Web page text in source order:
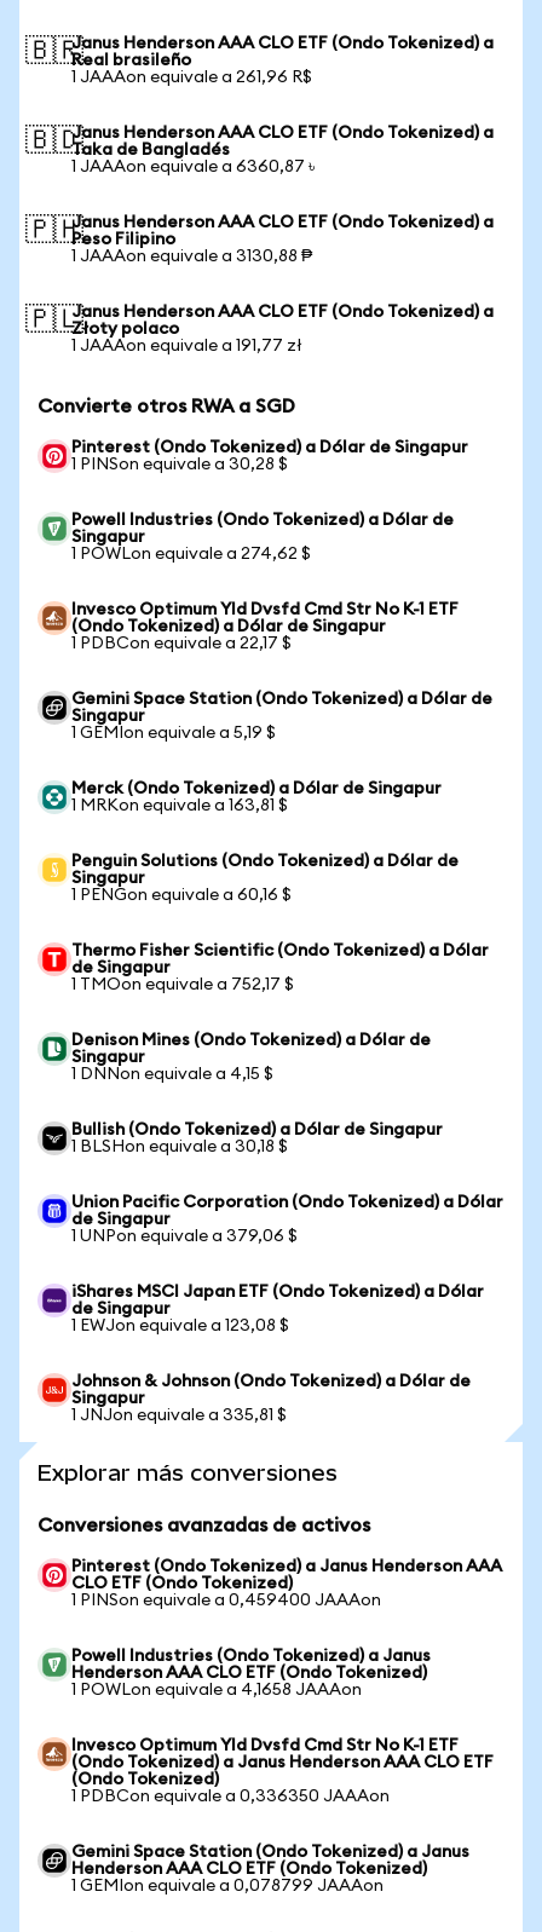
🇧🇷Janus Henderson AAA CLO ETF (Ondo Tokenized) a
Real brasileño
1 JAAAon equivale a 261,96 R$
🇧🇩Janus Henderson AAA CLO ETF (Ondo Tokenized) a
Taka de Bangladés
1 JAAAon equivale a 6360,87 ৳
🇵🇭Janus Henderson AAA CLO ETF (Ondo Tokenized) a
Peso Filipino
1 JAAAon equivale a 3130,88 ₱
🇵🇱Janus Henderson AAA CLO ETF (Ondo Tokenized) a
Złoty polaco
1 JAAAon equivale a 191,77 zł
Convierte otros RWA a SGD
Pinterest (Ondo Tokenized) a Dólar de Singapur
1 PINSon equivale a 30,28 $
Powell Industries (Ondo Tokenized) a Dólar de
Singapur
1 POWLon equivale a 274,62 $
Invesco Optimum Yld Dvsfd Cmd Str No K-1 ETF
(Ondo Tokenized) a Dólar de Singapur
1 PDBCon equivale a 22,17 $
Gemini Space Station (Ondo Tokenized) a Dólar de
Singapur
1 GEMIon equivale a 5,19 $
Merck (Ondo Tokenized) a Dólar de Singapur
1 MRKon equivale a 163,81 $
Penguin Solutions (Ondo Tokenized) a Dólar de
Singapur
1 PENGon equivale a 60,16 $
Thermo Fisher Scientific (Ondo Tokenized) a Dólar
de Singapur
1 TMOon equivale a 752,17 $
Denison Mines (Ondo Tokenized) a Dólar de
Singapur
1 DNNon equivale a 4,15 $
Bullish (Ondo Tokenized) a Dólar de Singapur
1 BLSHon equivale a 30,18 $
Union Pacific Corporation (Ondo Tokenized) a Dólar
de Singapur
1 UNPon equivale a 379,06 $
iShares MSCI Japan ETF (Ondo Tokenized) a Dólar
de Singapur
1 EWJon equivale a 123,08 $
Johnson & Johnson (Ondo Tokenized) a Dólar de
Singapur
1 JNJon equivale a 335,81 $
Explorar más conversiones
Conversiones avanzadas de activos
Pinterest (Ondo Tokenized) a Janus Henderson AAA
CLO ETF (Ondo Tokenized)
1 PINSon equivale a 0,459400 JAAAon
Powell Industries (Ondo Tokenized) a Janus
Henderson AAA CLO ETF (Ondo Tokenized)
1 POWLon equivale a 4,1658 JAAAon
Invesco Optimum Yld Dvsfd Cmd Str No K-1 ETF
(Ondo Tokenized) a Janus Henderson AAA CLO ETF
(Ondo Tokenized)
1 PDBCon equivale a 0,336350 JAAAon
Gemini Space Station (Ondo Tokenized) a Janus
Henderson AAA CLO ETF (Ondo Tokenized)
1 GEMIon equivale a 0,078799 JAAAon